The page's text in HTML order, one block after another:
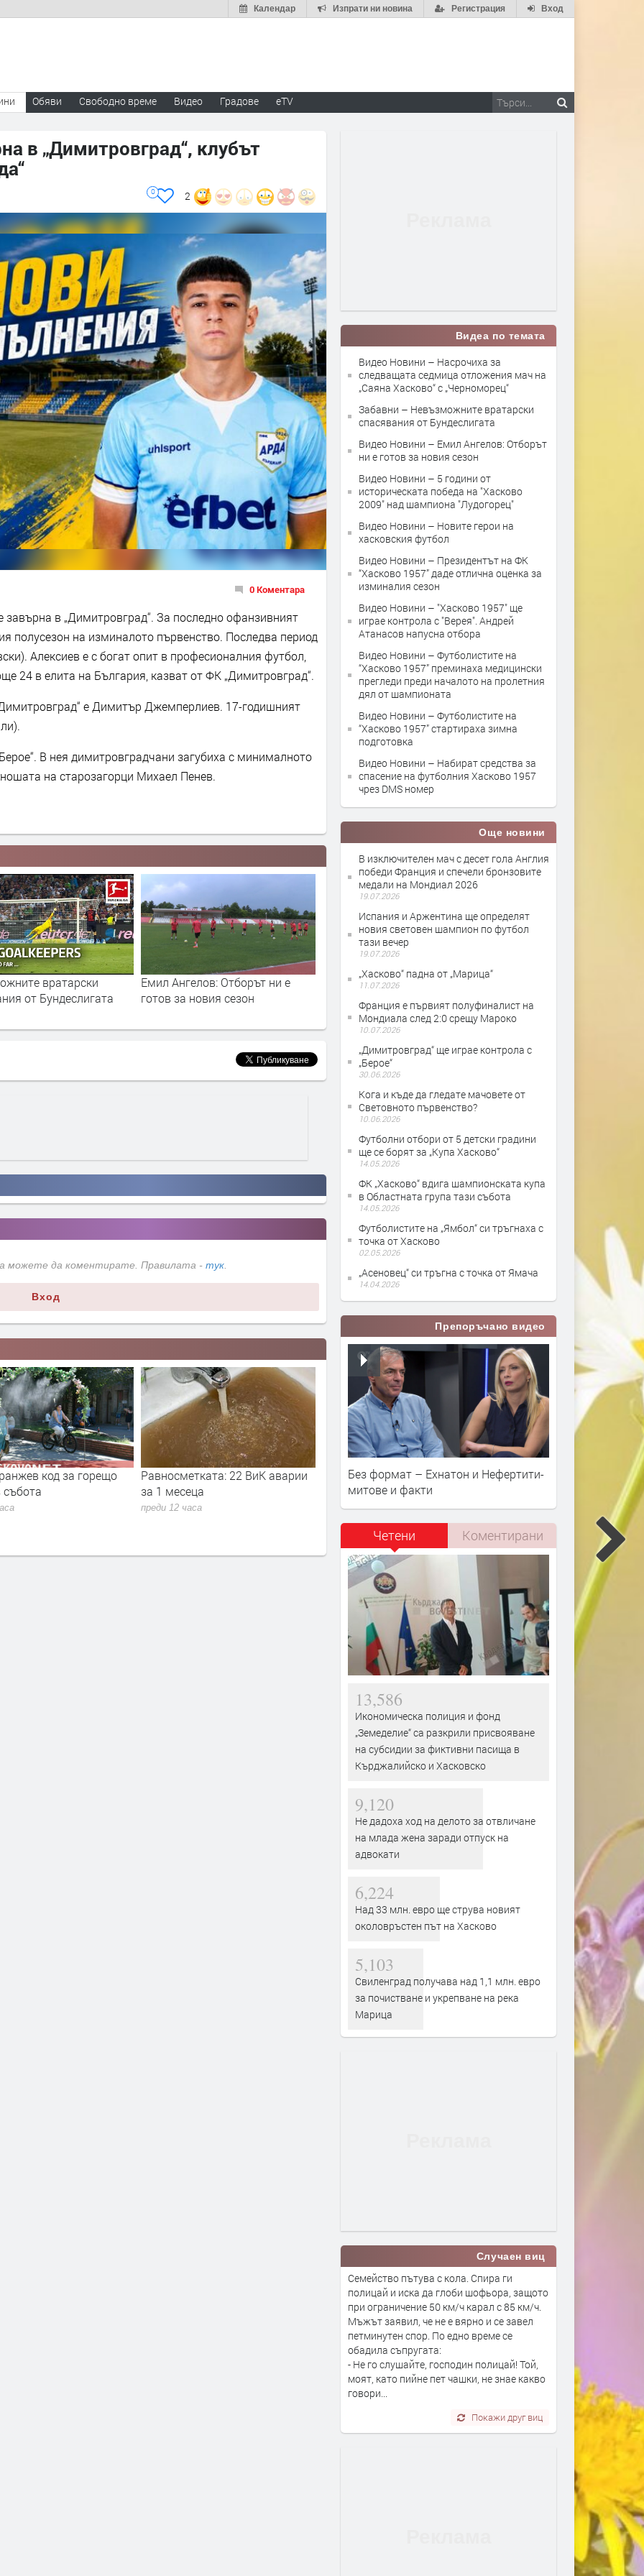
Вход
Регистрация
Изпрати ни новина
Календар
Обяви Свободно време Видео Градове eTV
в „Димитровград“, клубът
2
0
0 Коментара
в „Димитровград“. За последно офанзивният
полусезон на изминалото първенство. Последва период
Алексиев е с богат опит в професионалния футбол,
24 в елита на България, казват от ФК „Димитровград“.
е Димитър Джемперлиев. 17-годишният
В нея димитровградчани загубиха с минималното
на старозагорци Михаел Пенев.
Отборът ни е
новия сезон
5 години от историческата
победа на "Хасково 2009" над
Новите герои на хасковския
изминалия сезон
можете да коментирате. Правилата - тук.
Вход
22 ВиК аварии
Haskovo.NET вече е и в TikTok –
част от новата медийна
кампания на медията
ОФК „Хасково“ стартира новия
сезон с победа над „Гигант“
преди 15 часа
Позиция на Муса Чолак:
Арестът ми е по
искам проверка за 3,3
в община Минерални
преди 17 часа
Видеа по темата
Видео Новини – Насрочиха за
следващата седмица отложения мач на
„Саяна Хасково“ с „Черноморец“
Забавни – Невъзможните вратарски
спасявания от Бундеслигата
Видео Новини – Емил Ангелов: Отборът
ни е готов за новия сезон
Видео Новини – 5 години от
историческата победа на "Хасково
2009" над шампиона "Лудогорец"
Видео Новини – Новите герои на
хасковския футбол
Видео Новини – Президентът на ФК
“Хасково 1957” даде отлична оценка за
изминалия сезон
Видео Новини – "Хасково 1957" ще
играе контрола с "Верея". Андрей
Атанасов напусна отбора
Видео Новини – Футболистите на
“Хасково 1957” преминаха медицински
прегледи преди началото на пролетния
дял от шампионата
Видео Новини – Футболистите на
“Хасково 1957” стартираха зимна
подготовка
Видео Новини – Набират средства за
спасение на футболния Хасково 1957
чрез DMS номер
Още новини
В изключителен мач с десет гола Англия
победи Франция и спечели бронзовите
медали на Мондиал 2026
19.07.2026
Испания и Аржентина ще определят
новия световен шампион по футбол
тази вечер
19.07.2026
„Хасково“ падна от „Марица“
11.07.2026
Франция е първият полуфиналист на
Мондиала след 2:0 срещу Мароко
10.07.2026
„Димитровград“ ще играе контрола с
„Берое“
30.06.2026
Кога и къде да гледате мачовете от
Световното първенство?
10.06.2026
Футболни отбори от 5 детски градини
ще се борят за „Купа Хасково“
14.05.2026
ФК „Хасково“ вдига шампионската купа
в Областната група тази събота
14.05.2026
Футболистите на „Ямбол“ си тръгнаха с
точка от Хасково
02.05.2026
„Асеновец“ си тръгна с точка от Ямача
14.04.2026
Препоръчано видео
Без формат – Ехнатон и Нефертити-
митове и факти
Четени Коментирани
13,586
Икономическа полиция и фонд
„Земеделие“ са разкрили присвояване
на субсидии за фиктивни пасища в
Кърджалийско и Хасковско
9,120
Не дадоха ход на делото за отвличане
на млада жена заради отпуск на
адвокати
6,224
Над 33 млн. евро ще струва новият
околовръстен път на Хасково
5,103
Свиленград получава над 1,1 млн. евро
за почистване и укрепване на река
Марица
Случаен виц
Семейство пътува с кола. Спира ги
полицай и иска да глоби шофьора, защото
при ограничение 50 км/ч карал с 85 км/ч.
Мъжът заявил, че не е вярно и се завел
петминутен спор. По едно време се
обадила съпругата:
- Не го слушайте, господин полицай! Той,
моят, като пийне пет чашки, не знае какво
говори...
Покажи друг виц